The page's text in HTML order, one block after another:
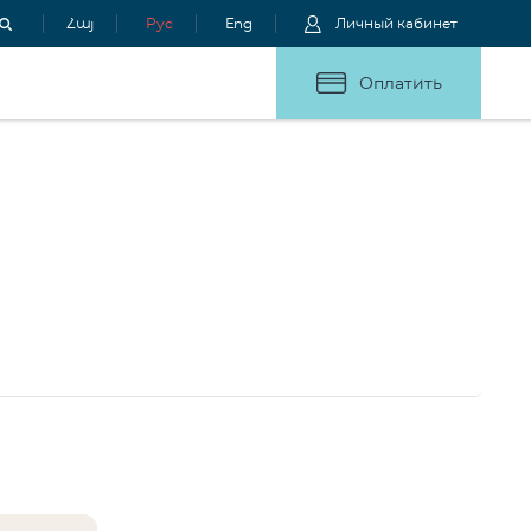
Հայ Рус Eng Личный кабинет
Оплатить